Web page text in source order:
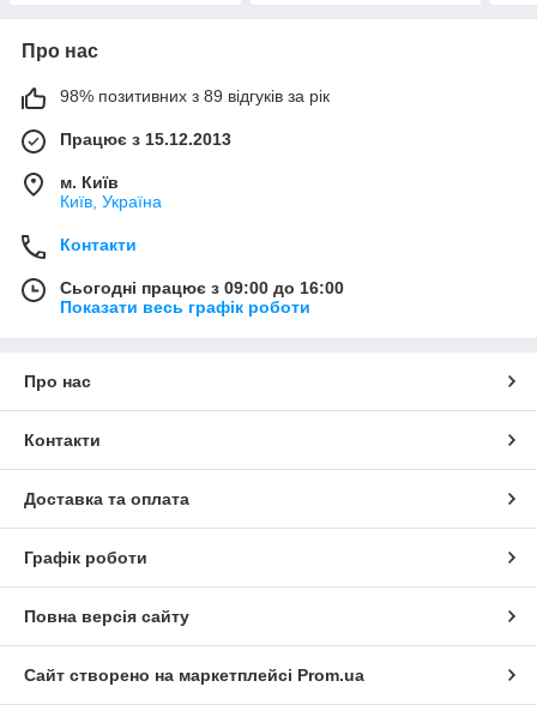
Про нас
98% позитивних з 89 відгуків за рік
Працює з 15.12.2013
м. Київ
Київ, Україна
Контакти
Сьогодні працює з 09:00 до 16:00
Показати весь графік роботи
Про нас
Контакти
Доставка та оплата
Графік роботи
Повна версія сайту
Сайт створено на маркетплейсі Prom.ua